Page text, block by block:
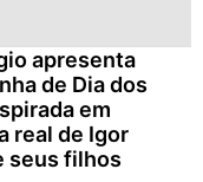
apresenta
de Dia dos
em
real de Igor
seus filhos